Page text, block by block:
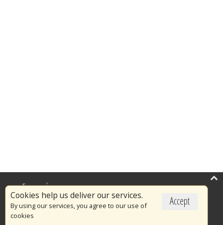
Accept
Cookies help us deliver our services.
By using our services, you agree to our use of
cookies
Επικαιρότητα
Το Πυροσβεστικό Σώμα